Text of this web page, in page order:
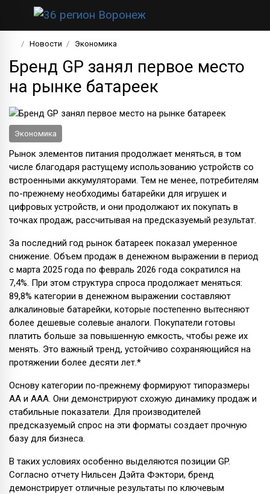
Новости Экономика
Бренд GP занял первое место
на рынке батареек
Экономика
Рынок элементов питания продолжает меняться, в том
числе благодаря растущему использованию устройств со
встроенными аккумуляторами. Тем не менее, потребителям
по-прежнему необходимы батарейки для игрушек и
цифровых устройств, и они продолжают их покупать в
точках продаж, рассчитывая на предсказуемый результат.
За последний год рынок батареек показал умеренное
снижение. Объем продаж в денежном выражении в период
с марта 2025 года по февраль 2026 года сократился на
7,4%. При этом структура спроса продолжает меняться:
89,8% категории в денежном выражении составляют
алкалиновые батарейки, которые постепенно вытесняют
более дешевые солевые аналоги. Покупатели готовы
платить больше за повышенную емкость, чтобы реже их
менять. Это важный тренд, устойчиво сохраняющийся на
протяжении более десяти лет.*
Основу категории по-прежнему формируют типоразмеры
AA и AAA. Они демонстрируют схожую динамику продаж и
стабильные показатели. Для производителей
предсказуемый спрос на эти форматы создает прочную
базу для бизнеса.
В таких условиях особенно выделяются позиции GP.
Согласно отчету Нильсен Дэйта Фэктори, бренд
демонстрирует отличные результаты по ключевым